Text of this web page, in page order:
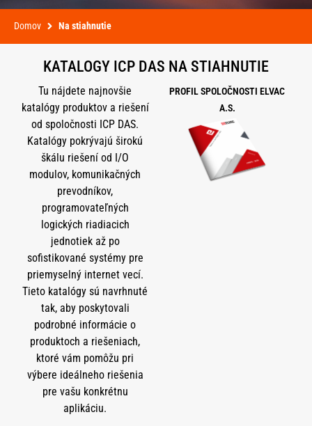
Domov Na stiahnutie
KATALOGY ICP DAS NA STIAHNUTIE
Tu nájdete najnovšie
katalógy produktov a riešení
od spoločnosti ICP DAS.
Katalógy pokrývajú širokú
škálu riešení od I/O
modulov, komunikačných
prevodníkov,
programovateľných
logických riadiacich
jednotiek až po
sofistikované systémy pre
priemyselný internet vecí.
Tieto katalógy sú navrhnuté
tak, aby poskytovali
podrobné informácie o
produktoch a riešeniach,
ktoré vám pomôžu pri
výbere ideálneho riešenia
pre vašu konkrétnu
aplikáciu.
PROFIL SPOLOČNOSTI ELVAC
A.S.